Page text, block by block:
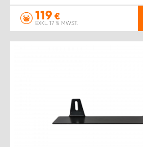
119 €
EXKL. 17 % MWST.